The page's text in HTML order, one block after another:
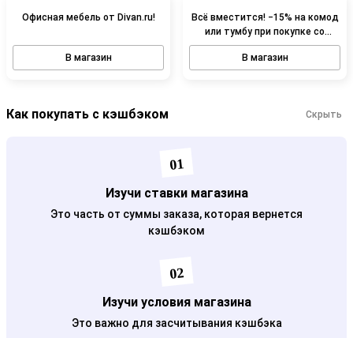
Офисная мебель от Divan.ru!
В магазин
Всё вместится! −15% на комод
или тумбу при покупке со
шкафом!
В магазин
Как покупать с кэшбэком Скрыть
01
Изучи ставки магазина
Это часть от суммы заказа, которая вернется
кэшбэком
02
Изучи условия магазина
Это важно для засчитывания кэшбэка